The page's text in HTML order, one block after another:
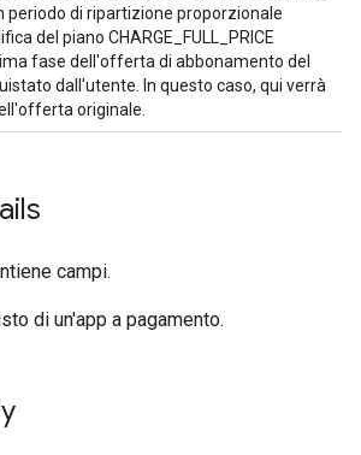
periodo di ripartizione proporzionale
del piano CHARGE_FULL_PRICE
fase dell'offerta di abbonamento del
dall'utente. In questo caso, qui verrà
originale.
campi.
di un'app a pagamento.